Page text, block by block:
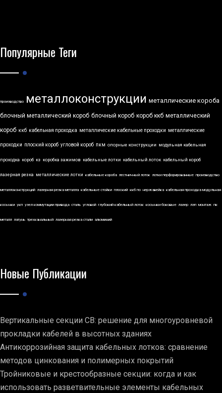
Популярные Теги
производство металлоконструкции металлические короба
блочный металлический короб блочный короб короб ккб металлический
короб ккб кабельная проходка металлические кабельные проходки металлические
проходки плоский короб угловой короб пкм опорные конструкции модульная кабельная
проходка короб кз коробка зажимов кабельные лотки кабельный лоток кабельный короб
лазерная резка металлические лотки кабельные короба лестничный лоток лотки перфорированные производство
металлоконструкций лазерная резка металла кабельные стойки плоский ккб по нержавейка кабельная проходка модульная
косынки укп узел коммутации привода сталь угловой глубокий кабельный лоток косынки боковые лазер лэп монтаж пк
металл латунь трехканальный лазерная резка стали алюминий
Новые Публикации
Вертикальные секции СВ: решение для многоуровневой
прокладки кабелей в высотных зданиях
Антикоррозийная защита кабельных лотков: сравнение
методов цинкования и полимерных покрытий
Тройниковые и крестообразные секции: когда и как
использовать разветвительные элементы кабельных